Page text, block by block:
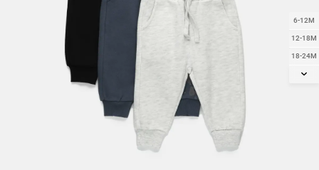
6-12M
12-18M
18-24M
2Y